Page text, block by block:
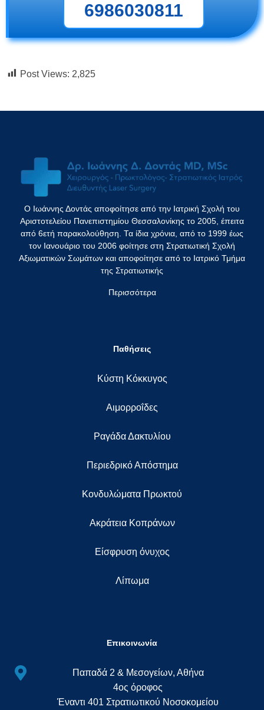
6986030811
Post Views: 2,825
Ο Ιωάννης Δοντάς αποφοίτησε από την Ιατρική Σχολή του
Αριστοτελείου Πανεπιστημίου Θεσσαλονίκης το 2005, έπειτα
από 6ετή παρακολούθηση. Τα ίδια χρόνια, από το 1999 έως
τον Ιανουάριο του 2006 φοίτησε στη Στρατιωτική Σχολή
Αξιωματικών Σωμάτων και αποφοίτησε από το Ιατρικό Τμήμα
της Στρατιωτικής
Περισσότερα
Παθήσεις
Κύστη Κόκκυγος
Αιμορροΐδες
Ραγάδα Δακτυλίου
Περιεδρικό Απόστημα
Κονδυλώματα Πρωκτού
Ακράτεια Κοπράνων
Eίσφρυση όνυχος
Λίπωμα
Επικοινωνία
Παπαδά 2 & Μεσογείων, Αθήνα
4ος όροφος
Έναντι 401 Στρατιωτικού Νοσοκομείου